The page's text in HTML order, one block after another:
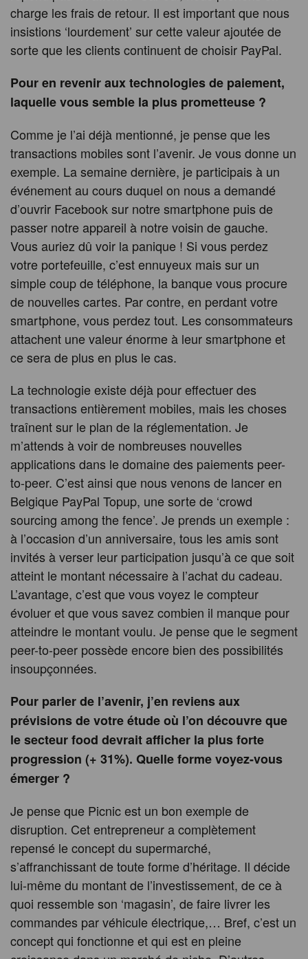
charge les frais de retour. Il est important que nous
insistions ‘lourdement’ sur cette valeur ajoutée de
sorte que les clients continuent de choisir PayPal.
Pour en revenir aux technologies de paiement,
laquelle vous semble la plus prometteuse ?
Comme je l’ai déjà mentionné, je pense que les
transactions mobiles sont l’avenir. Je vous donne un
exemple. La semaine dernière, je participais à un
événement au cours duquel on nous a demandé
d’ouvrir Facebook sur notre smartphone puis de
passer notre appareil à notre voisin de gauche.
Vous auriez dû voir la panique ! Si vous perdez
votre portefeuille, c’est ennuyeux mais sur un
simple coup de téléphone, la banque vous procure
de nouvelles cartes. Par contre, en perdant votre
smartphone, vous perdez tout. Les consommateurs
attachent une valeur énorme à leur smartphone et
ce sera de plus en plus le cas.
La technologie existe déjà pour effectuer des
transactions entièrement mobiles, mais les choses
traînent sur le plan de la réglementation. Je
m’attends à voir de nombreuses nouvelles
applications dans le domaine des paiements peer-
to-peer. C’est ainsi que nous venons de lancer en
Belgique PayPal Topup, une sorte de ‘crowd
sourcing among the fence’. Je prends un exemple :
à l’occasion d’un anniversaire, tous les amis sont
invités à verser leur participation jusqu’à ce que soit
atteint le montant nécessaire à l’achat du cadeau.
L’avantage, c’est que vous voyez le compteur
évoluer et que vous savez combien il manque pour
atteindre le montant voulu. Je pense que le segment
peer-to-peer possède encore bien des possibilités
insoupçonnées.
Pour parler de l’avenir, j’en reviens aux
prévisions de votre étude où l’on découvre que
le secteur food devrait afficher la plus forte
progression (+ 31%). Quelle forme voyez-vous
émerger ?
Je pense que Picnic est un bon exemple de
disruption. Cet entrepreneur a complètement
repensé le concept du supermarché,
s’affranchissant de toute forme d’héritage. Il décide
lui-même du montant de l’investissement, de ce à
quoi ressemble son ‘magasin’, de faire livrer les
commandes par véhicule électrique,… Bref, c’est un
concept qui fonctionne et qui est en pleine